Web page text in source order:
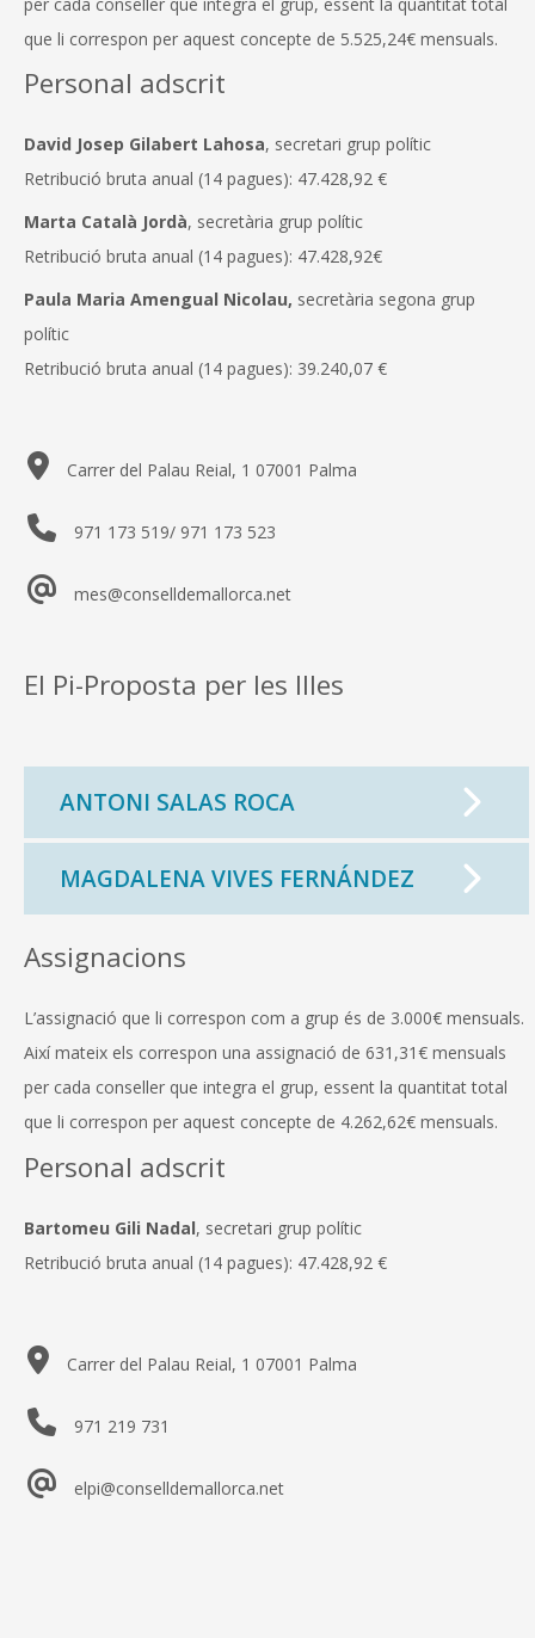
que li correspon per aquest concepte de 5.525,24€ mensuals.
Personal adscrit
David Josep Gilabert Lahosa, secretari grup polític
Retribució bruta anual (14 pagues): 47.428,92 €
Marta Català Jordà, secretària grup polític
Retribució bruta anual (14 pagues): 47.428,92€
Paula Maria Amengual Nicolau, secretària segona grup
polític
Retribució bruta anual (14 pagues): 39.240,07 €
Carrer del Palau Reial, 1 07001 Palma
971 173 519/ 971 173 523
mes@conselldemallorca.net
El Pi-Proposta per les Illes
ANTONI SALAS ROCA
MAGDALENA VIVES FERNÁNDEZ
Assignacions
L’assignació que li correspon com a grup és de 3.000€ mensuals.
Així mateix els correspon una assignació de 631,31€ mensuals
per cada conseller que integra el grup, essent la quantitat total
que li correspon per aquest concepte de 4.262,62€ mensuals.
Personal adscrit
Bartomeu Gili Nadal, secretari grup polític
Retribució bruta anual (14 pagues): 47.428,92 €
Carrer del Palau Reial, 1 07001 Palma
971 219 731
elpi@conselldemallorca.net